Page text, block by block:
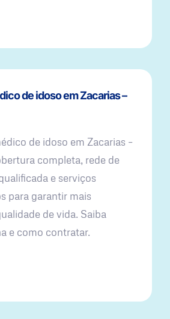
de idoso em Zacarias –
de idoso em Zacarias –
completa, rede de
e serviços
para garantir mais
de vida. Saiba
e como contratar.